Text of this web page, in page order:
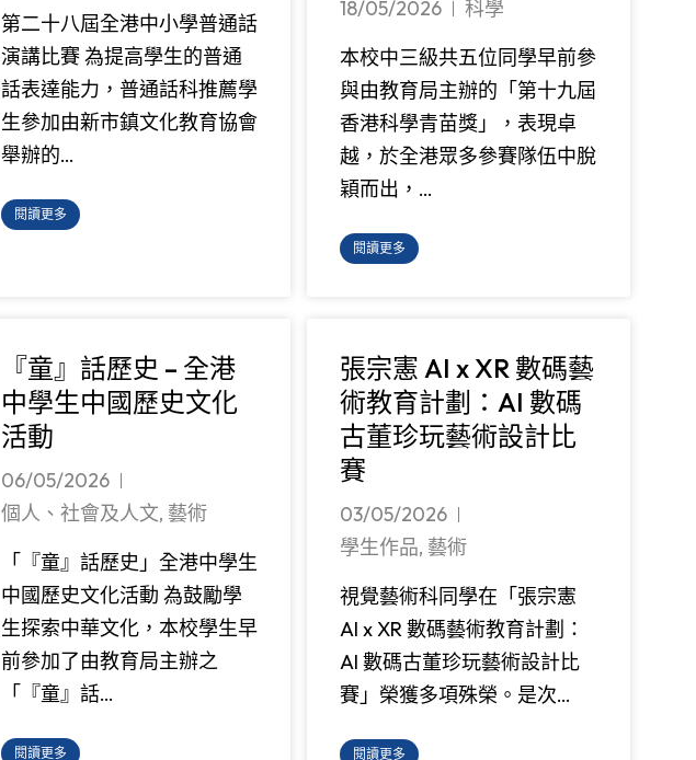
第二十八屆全港中小學普通話
演講比賽 為提高學生的普通
話表達能力，普通話科推薦學
生參加由新市鎮文化教育協會
舉辦的…
閱讀更多
18/05/2026
科學
本校中三級共五位同學早前參
與由教育局主辦的「第十九屆
香港科學青苗獎」，表現卓
越，於全港眾多參賽隊伍中脫
穎而出，…
閱讀更多
『童』話歷史 – 全港
中學生中國歷史文化
活動
06/05/2026
個人、社會及人文, 藝術
「『童』話歷史」全港中學生
中國歷史文化活動 為鼓勵學
生探索中華文化，本校學生早
前參加了由教育局主辦之
「『童』話…
閱讀更多
張宗憲 AI x XR 數碼藝
術教育計劃：AI 數碼
古董珍玩藝術設計比
賽
03/05/2026
學生作品, 藝術
視覺藝術科同學在「張宗憲
AI x XR 數碼藝術教育計劃：
AI 數碼古董珍玩藝術設計比
賽」榮獲多項殊榮。是次…
閱讀更多